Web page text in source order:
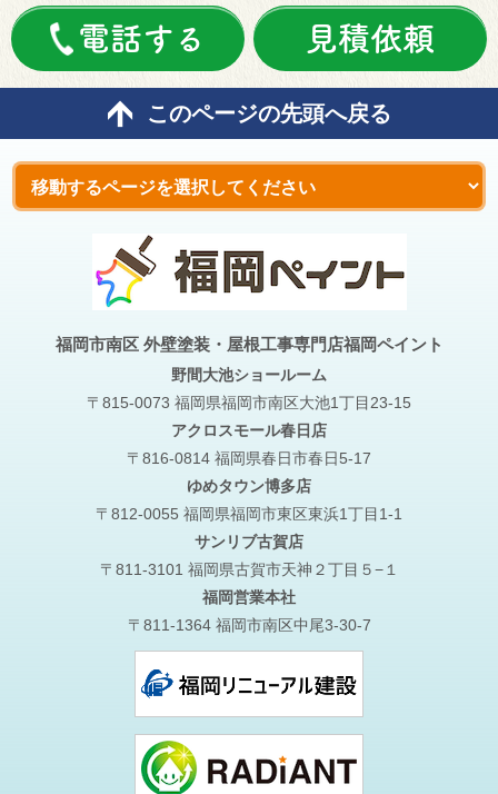
電話する 見積依頼
このページの先頭へ戻る
福岡市南区 外壁塗装・屋根工事専門店福岡ペイント
野間大池ショールーム
〒815-0073 福岡県福岡市南区大池1丁目23-15
アクロスモール春日店
〒816-0814 福岡県春日市春日5-17
ゆめタウン博多店
〒812-0055 福岡県福岡市東区東浜1丁目1-1
サンリブ古賀店
〒811-3101 福岡県古賀市天神２丁目５−１
福岡営業本社
〒811-1364 福岡市南区中尾3-30-7